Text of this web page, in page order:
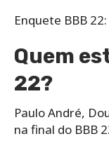
Enquete BBB
Quem
22?
Paulo André,
na final do BBB